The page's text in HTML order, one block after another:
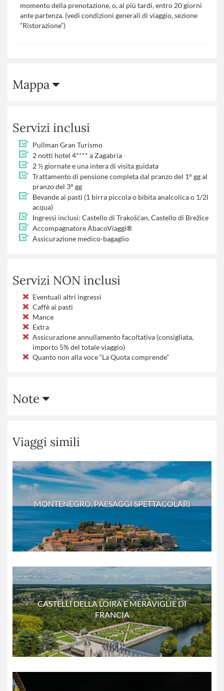
momento della prenotazione, o, al più tardi, entro 20 giorni
ante partenza. (vedi condizioni generali di viaggio, sezione
“Ristorazione”)
Mappa
Servizi inclusi
Pullman Gran Turismo
2 notti hotel 4**** a Zagabria
2 ½ giornate e una intera di visita guidata
Trattamento di pensione completa dal pranzo del 1° gg al
pranzo del 3° gg
Bevande ai pasti (1 birra piccola o bibita analcolica o 1/2l
acqua)
Ingressi inclusi: Castello di Trakošćan, Castello di Brežice
Accompagnatore AbacoViaggi®
Assicurazione medico-bagaglio
Servizi NON inclusi
Eventuali altri ingressi
Caffè ai pasti
Mance
Extra
Assicurazione annullamento facoltativa (consigliata,
importo 5% del totale viaggio)
Quanto non alla voce “La Quota comprende”
Note
Viaggi simili
MONTENEGRO, PAESAGGI SPETTACOLARI
CASTELLI DELLA LOIRA E MERAVIGLIE DI
FRANCIA